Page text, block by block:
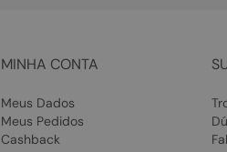
MINHA CONTA
Meus Dados
Meus Pedidos
Cashback